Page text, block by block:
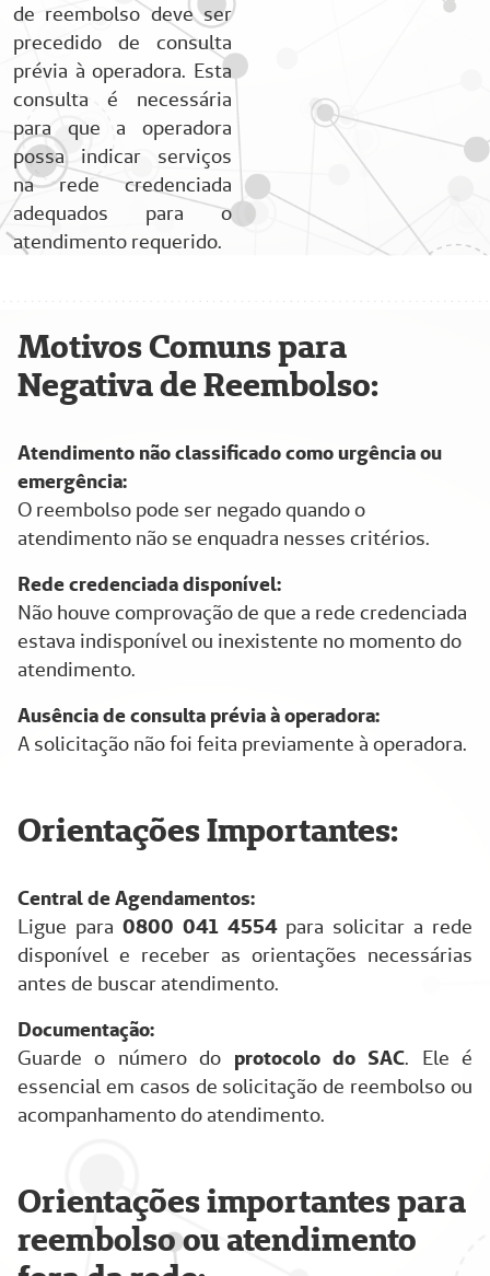
de reembolso deve ser
precedido de consulta
prévia à operadora. Esta
consulta é necessária
para que a operadora
possa indicar serviços
na rede credenciada
adequados para o
atendimento requerido.
Motivos Comuns para
Negativa de Reembolso:
Atendimento não classificado como urgência ou
emergência:
O reembolso pode ser negado quando o
atendimento não se enquadra nesses critérios.
Rede credenciada disponível:
Não houve comprovação de que a rede credenciada
estava indisponível ou inexistente no momento do
atendimento.
Ausência de consulta prévia à operadora:
A solicitação não foi feita previamente à operadora.
Orientações Importantes:
Central de Agendamentos:
Ligue para 0800 041 4554para solicitar a rede
disponível e receber as orientações necessárias
antes de buscar atendimento.
Documentação:
Guarde o número do protocolo do SAC. Ele é
essencial em casos de solicitação de reembolso ou
acompanhamento do atendimento.
Orientações importantes para
reembolso ou atendimento